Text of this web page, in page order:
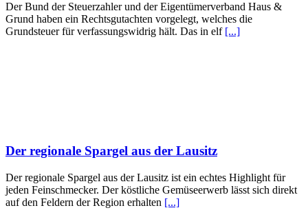
Der Bund der Steuerzahler und der Eigentümerverband Haus &
Grund haben ein Rechtsgutachten vorgelegt, welches die
Grundsteuer für verfassungswidrig hält. Das in elf [...]
Der regionale Spargel aus der Lausitz
Der regionale Spargel aus der Lausitz ist ein echtes Highlight für
jeden Feinschmecker. Der köstliche Gemüseerwerb lässt sich direkt
auf den Feldern der Region erhalten [...]